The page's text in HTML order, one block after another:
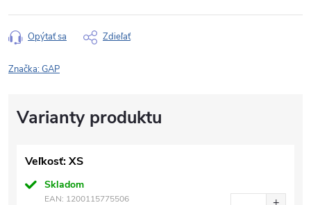
Opýtať sa Zdieľať
Značka:GAP
Veľkosť: XS
Skladom
EAN: 1200115775506